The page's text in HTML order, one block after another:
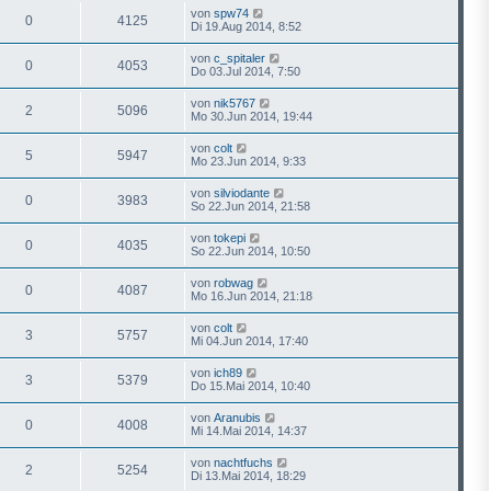
0 4125 von spw74
Di 19.Aug 2014, 8:52
0 4053 von c_spitaler
Do 03.Jul 2014, 7:50
2 5096 von nik5767
Mo 30.Jun 2014, 19:44
5 5947 von colt
Mo 23.Jun 2014, 9:33
0 3983 von silviodante
So 22.Jun 2014, 21:58
0 4035 von tokepi
So 22.Jun 2014, 10:50
0 4087 von robwag
Mo 16.Jun 2014, 21:18
3 5757 von colt
Mi 04.Jun 2014, 17:40
3 5379 von ich89
Do 15.Mai 2014, 10:40
0 4008 von Aranubis
Mi 14.Mai 2014, 14:37
2 5254 von nachtfuchs
Di 13.Mai 2014, 18:29